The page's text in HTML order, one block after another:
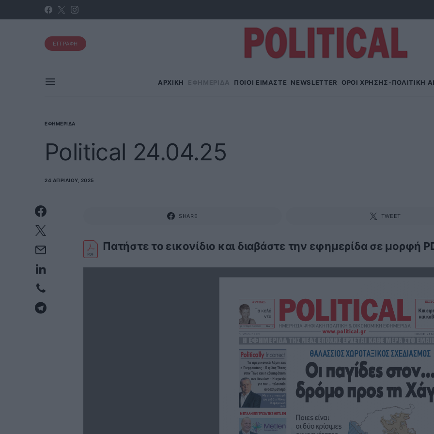
ΕΓΓΡΑΦΗ
ΑΡΧΙΚΗ ΕΦΗΜΕΡΙΔΑ ΠΟΙΟΙ ΕΙΜΑΣΤΕ NEWSLETTER OΡΟΙ ΧΡΗΣΗΣ-ΠΟΛΙΤΙΚΗ
ΕΦΗΜΕΡΊΔΑ
Political 24.04.25
24 ΑΠΡΙΛΊΟΥ, 2025
SHARE TWEET
Πατήστε το εικονίδιο και διαβάστε την εφημερίδα σε μορφή